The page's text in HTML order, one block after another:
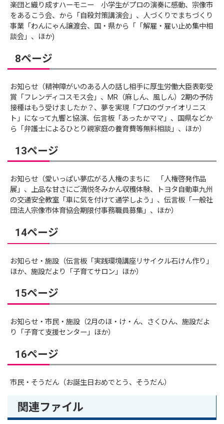
楽団と織り成すハーモニー 小学生がプロの演奏に感動、宗像市
をあるこう会、から「自殺対策講演会」、人づくりでまちづくり
事業「わんにゃん譲渡会、国・県から「「解雇・雇い止め集中相
談会」、ほか)
8ページ
お知らせ（精神障がいのある人の話し相手に厚生労働大臣表彰受
賞「フレンディコスモス会」、MR（麻しん、風しん）2期の予防
接種はもう受けましたか？、夢を実現「プロのヴァイオリニス
ト」になって九響と協演、伝言板「あったかママ」、国県などか
ら「弁護士によるひとり親家庭の養育費等無料相談」、ほか）
13ページ
お知らせ（愛いっぱい夢広がる人権のまちに 「人権啓発作品
展」、上品な甘さにご満悦冬みかん収穫体験、トヨタ自動車九州
の交通安全教室「車に気を付けて通学しよう」、伝言板「一般社
団法人宗像市体育協会期限付事務職員募集」、ほか）
14ページ
お知らせ・施設（伝言板「実践環境講座リサイクル石けん作り」
ほか、施設だより「子育てサロン」ほか）
15ページ
お知らせ・市民・施設（2月のほ・け・ん、さくひん、施設だよ
り「子育て支援センター」ほか）
16ページ
市民・そうだん（お誕生日おめでとう、そうだん）
関連ファイル